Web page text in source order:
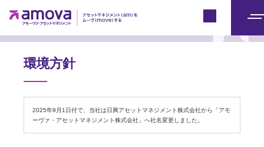
ニ
アモーヴァ・アセットとは
環境方針
2025年9月1日付で、当社は日興アセットマネジメント株式会社から「アモ
ーヴァ・アセットマネジメント株式会社」へ社名変更しました。